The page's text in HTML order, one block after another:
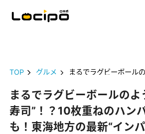
TOP グルメ まるでラグビーボールのような“びっくり寿司”！？10枚重ねのハンバーグタワ
まるでラグビーボールのよ
寿司”！？10枚重ねのハン
も！東海地方の最新“イン